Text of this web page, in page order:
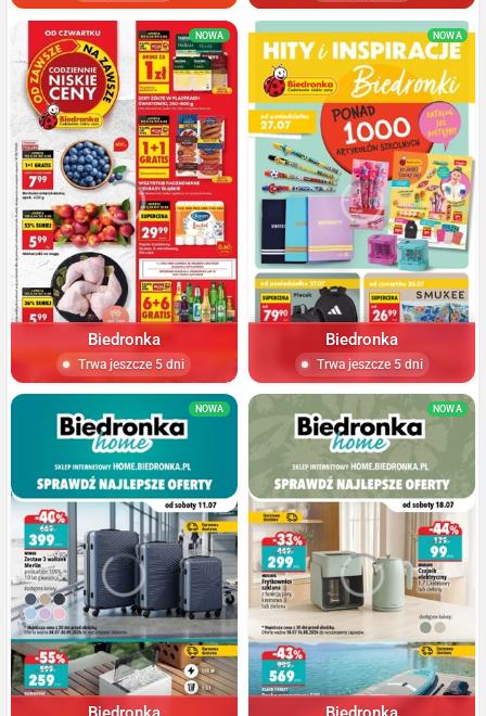
NOWA
Biedronka
Trwa jeszcze 5 dni
NOWA
Biedronka
Trwa jeszcze 5 dni
NOWA NOWA